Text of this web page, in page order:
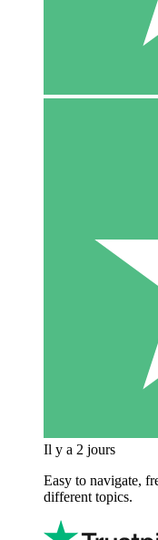
Il y a 2 jours
Easy to navigate,
different topics.